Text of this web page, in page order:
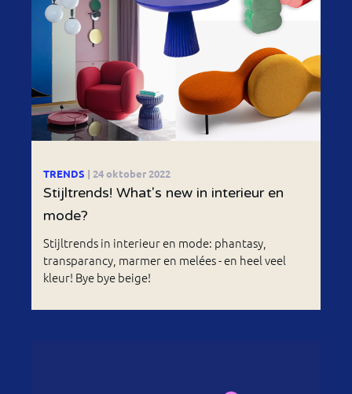
TRENDS | 24 oktober 2022
Stijltrends! What's new in interieur en
mode?
Stijltrends in interieur en mode: phantasy,
transparancy, marmer en melées - en heel veel
kleur! Bye bye beige!